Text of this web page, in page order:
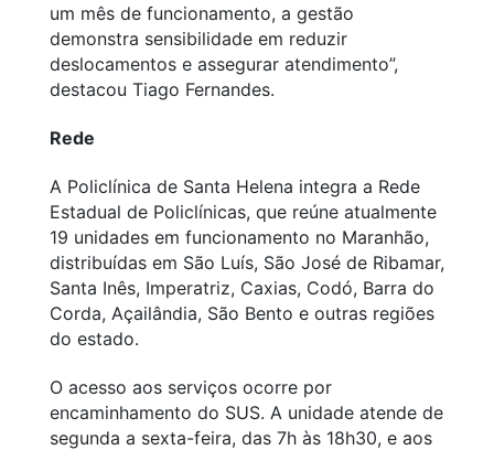
um mês de funcionamento, a gestão
demonstra sensibilidade em reduzir
deslocamentos e assegurar atendimento”,
destacou Tiago Fernandes.
Rede
A Policlínica de Santa Helena integra a Rede
Estadual de Policlínicas, que reúne atualmente
19 unidades em funcionamento no Maranhão,
distribuídas em São Luís, São José de Ribamar,
Santa Inês, Imperatriz, Caxias, Codó, Barra do
Corda, Açailândia, São Bento e outras regiões
do estado.
O acesso aos serviços ocorre por
encaminhamento do SUS. A unidade atende de
segunda a sexta-feira, das 7h às 18h30, e aos